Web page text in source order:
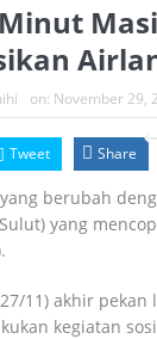
on: November 29,
Tweet Share
berubah
yang
11) akhir
kegiatan